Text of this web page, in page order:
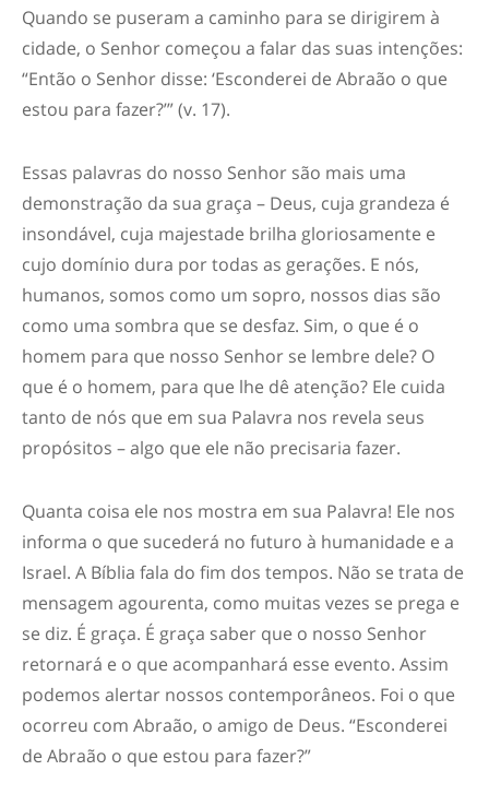
Quando se puseram a caminho para se dirigirem à
cidade, o Senhor começou a falar das suas intenções:
“Então o Senhor disse: ‘Esconderei de Abraão o que
estou para fazer?’” (v. 17).
Essas palavras do nosso Senhor são mais uma
demonstração da sua graça – Deus, cuja grandeza é
insondável, cuja majestade brilha gloriosamente e
cujo domínio dura por todas as gerações. E nós,
humanos, somos como um sopro, nossos dias são
como uma sombra que se desfaz. Sim, o que é o
homem para que nosso Senhor se lembre dele? O
que é o homem, para que lhe dê atenção? Ele cuida
tanto de nós que em sua Palavra nos revela seus
propósitos – algo que ele não precisaria fazer.
Quanta coisa ele nos mostra em sua Palavra! Ele nos
informa o que sucederá no futuro à humanidade e a
Israel. A Bíblia fala do fim dos tempos. Não se trata de
mensagem agourenta, como muitas vezes se prega e
se diz. É graça. É graça saber que o nosso Senhor
retornará e o que acompanhará esse evento. Assim
podemos alertar nossos contemporâneos. Foi o que
ocorreu com Abraão, o amigo de Deus. “Esconderei
de Abraão o que estou para fazer?”